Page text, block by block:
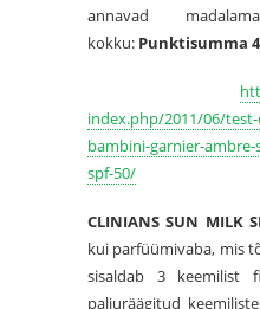
annavad
kokku: Punktisumma
index.php/2011/06/
bambini-garnier-
spf-50/
CLINIANS SUN MILK
kui parfüümivaba, mis
sisaldab 3
paljuräägitud